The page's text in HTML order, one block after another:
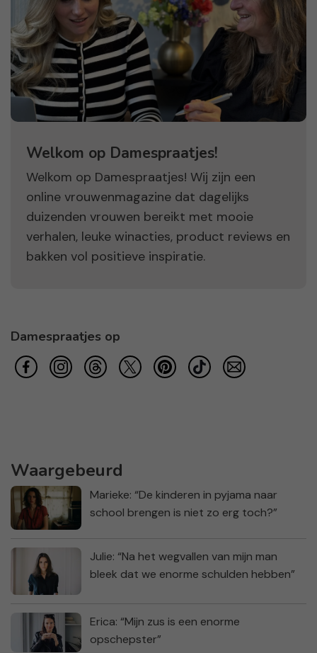
Welkom op Damespraatjes!
Welkom op Damespraatjes! Wij zijn een
online vrouwenmagazine dat dagelijks
duizenden vrouwen bereikt met mooie
verhalen, leuke winacties, product reviews en
bakken vol positieve inspiratie.
Damespraatjes op
Waargebeurd
Marieke: “De kinderen in pyjama naar
school brengen is niet zo erg toch?”
Julie: “Na het wegvallen van mijn man
bleek dat we enorme schulden hebben”
Erica: “Mijn zus is een enorme
opschepster”